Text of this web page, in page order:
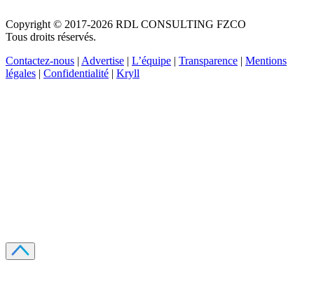
Copyright © 2017-2026 RDL CONSULTING FZCO
Tous droits réservés.
Contactez-nous | Advertise | L’équipe | Transparence | Mentions
légales | Confidentialité | Kryll